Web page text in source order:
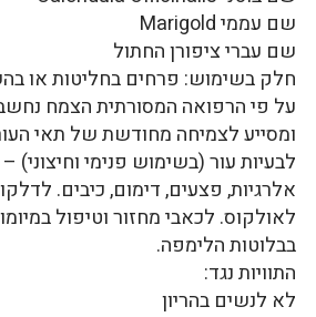
שם עממי Marigold
שם עברי ציפורן החתול
חלק בשימוש: פרחים בחליטות או
על פי הרפואה המסורתית הצמח
ומסייע לצמיחה מחודשת של תאי
לבעיות עור (בשימוש פנימי
אלרגיות, פצעים, דימום, כיבים.
לאולקוס. לכאבי מחזור וטיפול
בבלוטות הלימפה.
התוויות נגד:
לא לנשים בהריון